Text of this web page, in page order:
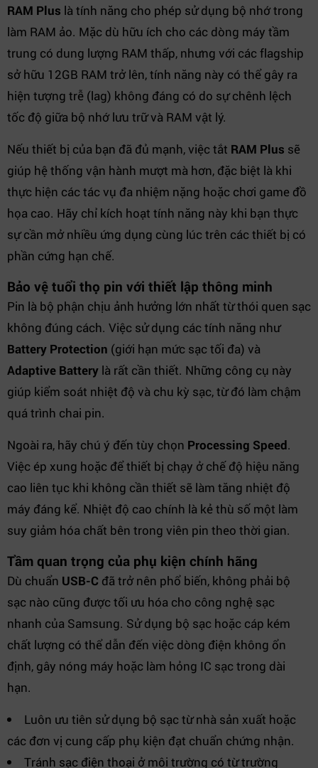
RAM Plus là tính năng cho phép sử dụng bộ nhớ trong
làm RAM ảo. Mặc dù hữu ích cho các dòng máy tầm
trung có dung lượng RAM thấp, nhưng với các flagship
sở hữu 12GB RAM trở lên, tính năng này có thể gây ra
hiện tượng trễ (lag) không đáng có do sự chênh lệch
tốc độ giữa bộ nhớ lưu trữ và RAM vật lý.
Nếu thiết bị của bạn đã đủ mạnh, việc tắt RAM Plus sẽ
giúp hệ thống vận hành mượt mà hơn, đặc biệt là khi
thực hiện các tác vụ đa nhiệm nặng hoặc chơi game đồ
họa cao. Hãy chỉ kích hoạt tính năng này khi bạn thực
sự cần mở nhiều ứng dụng cùng lúc trên các thiết bị có
phần cứng hạn chế.
Bảo vệ tuổi thọ pin với thiết lập thông minh
Pin là bộ phận chịu ảnh hưởng lớn nhất từ thói quen sạc
không đúng cách. Việc sử dụng các tính năng như
Battery Protection (giới hạn mức sạc tối đa) và
Adaptive Battery là rất cần thiết. Những công cụ này
giúp kiểm soát nhiệt độ và chu kỳ sạc, từ đó làm chậm
quá trình chai pin.
Ngoài ra, hãy chú ý đến tùy chọn Processing Speed.
Việc ép xung hoặc để thiết bị chạy ở chế độ hiệu năng
cao liên tục khi không cần thiết sẽ làm tăng nhiệt độ
máy đáng kể. Nhiệt độ cao chính là kẻ thù số một làm
suy giảm hóa chất bên trong viên pin theo thời gian.
Tầm quan trọng của phụ kiện chính hãng
Dù chuẩn USB-C đã trở nên phổ biến, không phải bộ
sạc nào cũng được tối ưu hóa cho công nghệ sạc
nhanh của Samsung. Sử dụng bộ sạc hoặc cáp kém
chất lượng có thể dẫn đến việc dòng điện không ổn
định, gây nóng máy hoặc làm hỏng IC sạc trong dài
hạn.
Luôn ưu tiên sử dụng bộ sạc từ nhà sản xuất hoặc
các đơn vị cung cấp phụ kiện đạt chuẩn chứng nhận.
Tránh sạc điện thoại ở môi trường có từ trường